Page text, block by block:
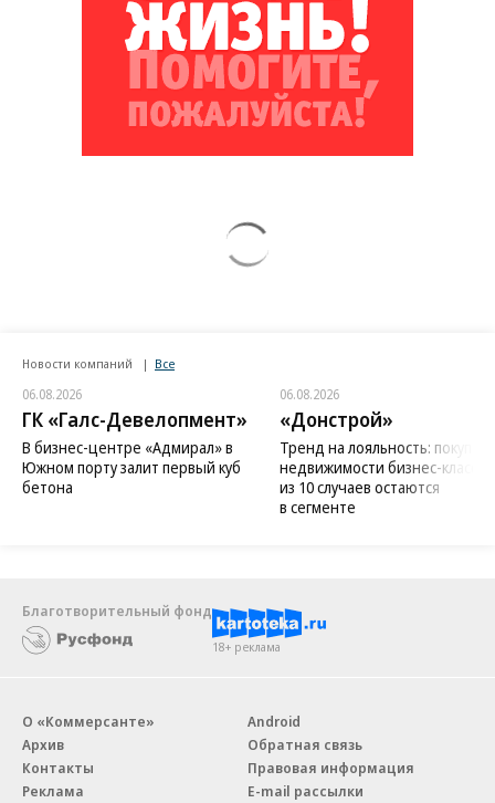
Новости компаний Все
06.08.2026
ГК «Галс-Девелопмент»
В бизнес-центре «Адмирал» в
Южном порту залит первый куб
бетона
06.08.2026
«Донстрой»
Тренд на лояльность:
недвижимости бизнес-класса
из 10 случаев остаются
в сегменте
Благотворительный фонд
18+ реклама
О «Коммерсанте»
Архив
Контакты
Реклама
Android
Обратная связь
Правовая информация
E-mail рассылки